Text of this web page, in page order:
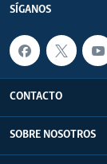
SÍGANOS
CONTACTO
SOBRE NOSOTROS